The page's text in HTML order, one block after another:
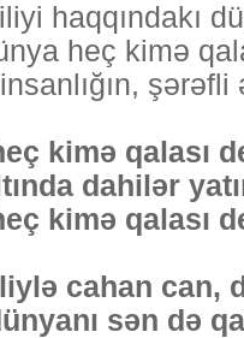
haqqındakı
heç kimə
kimə qalası
dahilər
kimə qalası
cahan can,
sən də